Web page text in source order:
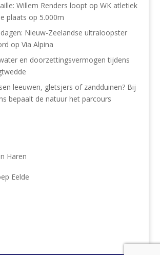
Willem Renders loopt op WK atletiek
plaats op 5.000m
Nieuw-Zeelandse ultraloopster
op Via Alpina
en doorzettingsvermogen tijdens
leeuwen, gletsjers of zandduinen? Bij
bepaalt de natuur het parcours
Haren
Eelde